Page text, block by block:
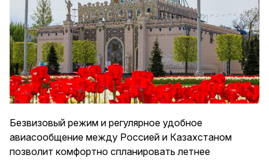
Безвизовый режим и регулярное удобное
авиасообщение между Россией и Казахстаном
позволит комфортно спланировать летнее